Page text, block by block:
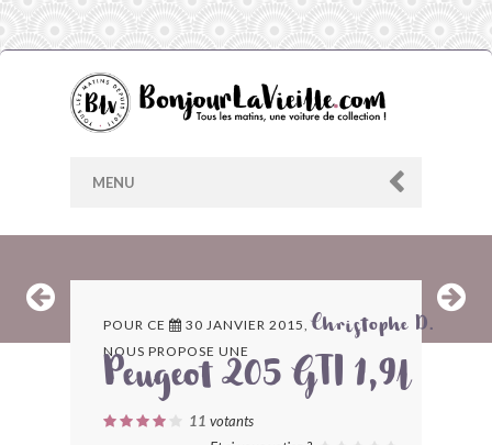
MENU
ARCHIVES
LES CONTRIBUTEURS
POUR CE 30 JANVIER 2015,Christophe D.
NOUS PROPOSE UNE
Peugeot 205 GTI 1,9l
11 votants